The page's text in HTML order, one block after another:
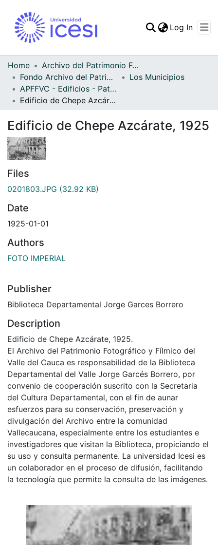
Statistics
Log In
Home
Archivo del Patrimonio Fotográfico y Fílmico del Valle del Cauca
Fondo Archivo del Patrimonio Fotográfico y Fílmico del Valle del Cauca
Los Municipios
APFFVC - Edificios - Patrimonial
Edificio de Chepe Azcárate, 1925
Edificio de Chepe Azcárate, 1925
Files
0201803.JPG (32.92 KB)
Date
1925-01-01
Authors
FOTO IMPERIAL
Publisher
Biblioteca Departamental Jorge Garces Borrero
Description
Edificio de Chepe Azcárate, 1925.
El Archivo del Patrimonio Fotográfico y Fílmico del
Valle del Cauca es responsabilidad de la Biblioteca
Departamental del Valle Jorge Garcés Borrero, por
convenio de cooperación suscrito con la Secretaria
del Cultura Departamental, con el fin de aunar
esfuerzos para su conservación, preservación y
divulgación del Archivo entre la comunidad
Vallecaucana, especialmente entre los estudiantes e
investigadores que visitan la Biblioteca, propiciando el
su uso y consulta permanente. La universidad Icesi es
un colaborador en el proceso de difusión, facilitando
la tecnología que permite la consulta de las imágenes.